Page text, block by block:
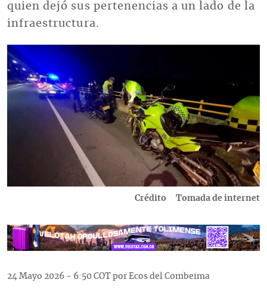
quien dejó sus pertenencias a un lado de la
infraestructura.
Imagen
Crédito Tomada de internet
24 Mayo 2026 - 6:50 COT por Ecos del Combeima